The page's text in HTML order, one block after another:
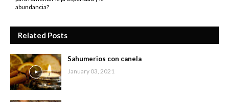
abundancia?
Related Posts
Sahumerios con canela
January 03, 2021